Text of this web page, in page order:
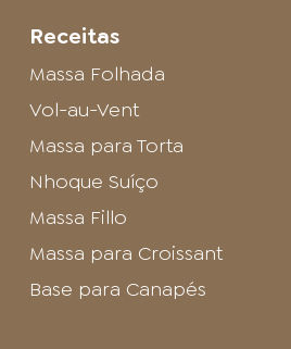
Receitas
Massa Folhada
Vol-au-Vent
Massa para Torta
Nhoque Suíço
Massa Fillo
Massa para Croissant
Base para Canapés